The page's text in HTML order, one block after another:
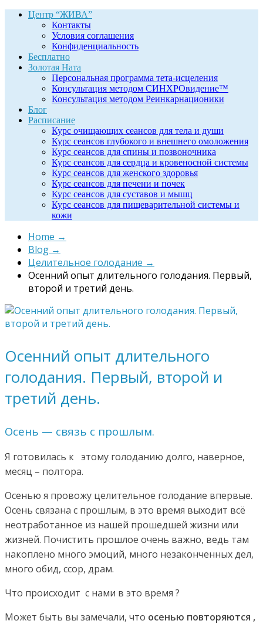
Центр “ЖИВА”
Контакты
Условия соглашения
Конфиденциальность
Бесплатно
Золотая Ната
Персональная программа тета-исцеления
Консультация методом СИНХРОвидение™
Консультация методом Реинкарнационики
Блог
Расписание
Курс очищающих сеансов для тела и души
Курс сеансов глубокого и внешнего омоложения
Курс сеансов для спины и позвоночника
Курс сеансов для сердца и кровеносной системы
Курс сеансов для женского здоровья
Курс сеансов для печени и почек
Курс сеансов для суставов и мышц
Курс сеансов для пищеварительной системы и
кожи
Home →
Blog →
Целительное голодание →
Осенний опыт длительного голодания. Первый,
второй и третий день.
Осенний опыт длительного
голодания. Первый, второй и
третий день.
Осень — связь с прошлым.
Я готовилась к этому голоданию долго, наверное,
месяц – полтора.
Осенью я провожу целительное голодание впервые.
Осень связана с прошлым, в это время выходит всё
неотработанное из нашей прошедшей жизни или
жизней. Почистить прошлое очень важно, ведь там
накоплено много эмоций, много незаконченных дел,
много обид, ссор, драм.
Что происходит с нами в это время ?
Может быть вы замечали, что осенью повторяются ,